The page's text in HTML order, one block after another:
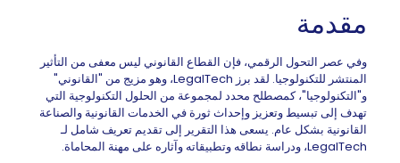
مقدمة
وفي عصر التحول الرقمي، فإن القطاع القانوني ليس معفى من التأثير
المنتشر للتكنولوجيا. لقد برز LegalTech، وهو مزيج من "القانوني"
و"التكنولوجيا"، كمصطلح محدد لمجموعة من الحلول التكنولوجية التي
تهدف إلى تبسيط وتعزيز وإحداث ثورة في الخدمات القانونية والصناعة
القانونية بشكل عام. يسعى هذا التقرير إلى تقديم تعريف شامل لـ
LegalTech، ودراسة نطاقه وتطبيقاته وآثاره على مهنة المحاماة.